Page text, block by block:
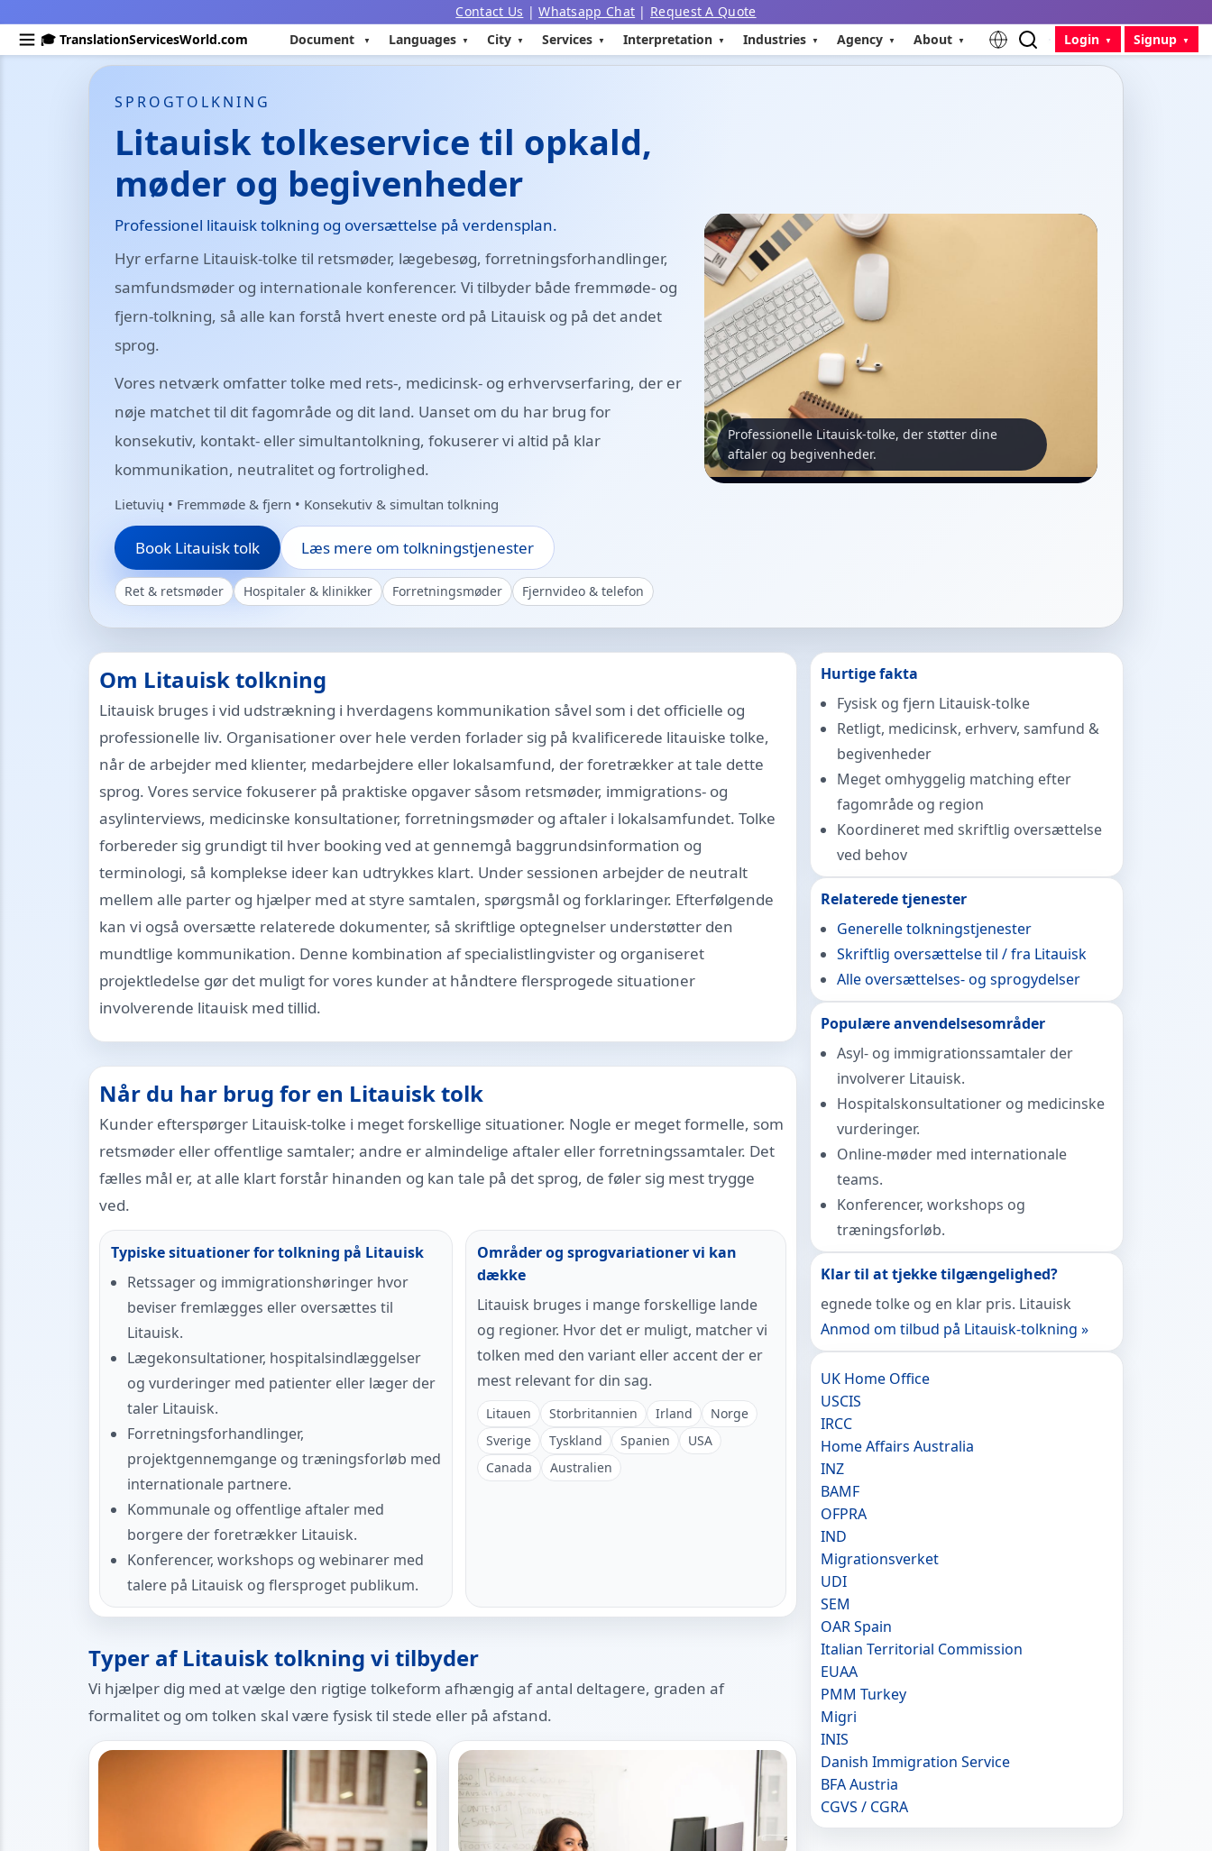
Contact Us |Whatsapp Chat | Request A Quote
🎓 TranslationServicesWorld.com
Document Languages City Services Interpretation Industries Agency About Login Signup
SPROGTOLKNING
Litauisk tolkeservice til opkald,
møder og begivenheder
Professionel litauisk tolkning og oversættelse på verdensplan.
Hyr erfarne Litauisk-tolke til retsmøder, lægebesøg, forretningsforhandlinger,
samfundsmøder og internationale konferencer. Vi tilbyder både fremmøde- og
fjern-tolkning, så alle kan forstå hvert eneste ord på Litauisk og på det andet
sprog.
Vores netværk omfatter tolke med rets-, medicinsk- og erhvervserfaring, der er
nøje matchet til dit fagområde og dit land. Uanset om du har brug for
konsekutiv, kontakt- eller simultantolkning, fokuserer vi altid på klar
kommunikation, neutralitet og fortrolighed.
Lietuvių • Fremmøde & fjern • Konsekutiv & simultan tolkning
Book Litauisk tolk Læs mere om tolkningstjenester
Ret & retsmøder Hospitaler & klinikker Forretningsmøder Fjernvideo & telefon
Professionelle Litauisk-tolke, der støtter dine
aftaler og begivenheder.
Om Litauisk tolkning
Litauisk bruges i vid udstrækning i hverdagens kommunikation såvel som i det officielle og
professionelle liv. Organisationer over hele verden forlader sig på kvalificerede litauiske tolke,
når de arbejder med klienter, medarbejdere eller lokalsamfund, der foretrækker at tale dette
sprog. Vores service fokuserer på praktiske opgaver såsom retsmøder, immigrations- og
asylinterviews, medicinske konsultationer, forretningsmøder og aftaler i lokalsamfundet. Tolke
forbereder sig grundigt til hver booking ved at gennemgå baggrundsinformation og
terminologi, så komplekse ideer kan udtrykkes klart. Under sessionen arbejder de neutralt
mellem alle parter og hjælper med at styre samtalen, spørgsmål og forklaringer. Efterfølgende
kan vi også oversætte relaterede dokumenter, så skriftlige optegnelser understøtter den
mundtlige kommunikation. Denne kombination af specialistlingvister og organiseret
projektledelse gør det muligt for vores kunder at håndtere flersprogede situationer
involverende litauisk med tillid.
Når du har brug for en Litauisk tolk
Kunder efterspørger Litauisk-tolke i meget forskellige situationer. Nogle er meget formelle, som
retsmøder eller offentlige samtaler; andre er almindelige aftaler eller forretningssamtaler. Det
fælles mål er, at alle klart forstår hinanden og kan tale på det sprog, de føler sig mest trygge
ved.
Typiske situationer for tolkning på Litauisk
Retssager og immigrationshøringer hvor
beviser fremlægges eller oversættes til
Litauisk.
Lægekonsultationer, hospitalsindlæggelser
og vurderinger med patienter eller læger der
taler Litauisk.
Forretningsforhandlinger,
projektgennemgange og træningsforløb med
internationale partnere.
Kommunale og offentlige aftaler med
borgere der foretrækker Litauisk.
Konferencer, workshops og webinarer med
talere på Litauisk og flersproget publikum.
Områder og sprogvariationer vi kan
dække
Litauisk bruges i mange forskellige lande
og regioner. Hvor det er muligt, matcher vi
tolken med den variant eller accent der er
mest relevant for din sag.
Litauen Storbritannien Irland
Norge
Sverige
Tyskland Spanien
USA
Canada
Australien
Typer af Litauisk tolkning vi tilbyder
Vi hjælper dig med at vælge den rigtige tolkeform afhængig af antal deltagere, graden af
formalitet og om tolken skal være fysisk til stede eller på afstand.
Hurtige fakta
Fysisk og fjern Litauisk-tolke
Retligt, medicinsk, erhverv, samfund &
begivenheder
Meget omhyggelig matching efter
fagområde og region
Koordineret med skriftlig oversættelse
ved behov
Relaterede tjenester
Generelle tolkningstjenester
Skriftlig oversættelse til / fra Litauisk
Alle oversættelses- og sprogydelser
Populære anvendelsesområder
Asyl- og immigrationssamtaler der
involverer Litauisk.
Hospitalskonsultationer og medicinske
vurderinger.
Online-møder med internationale
teams.
Konferencer, workshops og
træningsforløb.
Klar til at tjekke tilgængelighed?
egnede tolke og en klar pris. Litauisk
Anmod om tilbud på Litauisk-tolkning »
UK Home Office
USCIS
IRCC
Home Affairs Australia
INZ
BAMF
OFPRA
IND
Migrationsverket
UDI
SEM
OAR Spain
Italian Territorial Commission
EUAA
PMM Turkey
Migri
INIS
Danish Immigration Service
BFA Austria
CGVS / CGRA